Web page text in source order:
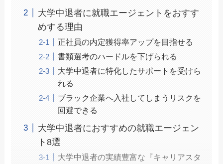
大学中退者に就職エージェントをおすす
めする理由
正社員の内定獲得率アップを目指せる
書類選考のハードルを下げられる
大学中退者に特化したサポートを受けら
れる
ブラック企業へ入社してしまうリスクを
回避できる
大学中退者におすすめの就職エージェン
ト8選
大学中退者の実績豊富な『キャリアスタ